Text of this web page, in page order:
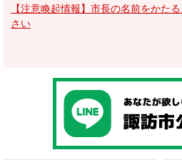
【注意喚起情報】市長の名前をかた
さい